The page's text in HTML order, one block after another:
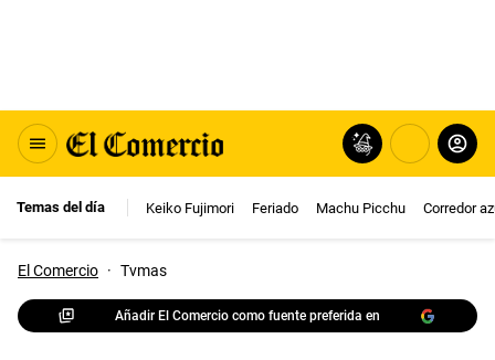
Temas del día Keiko Fujimori Feriado Machu Picchu Corredor
El Comercio · Tvmas
Añadir El Comercio como fuente preferida en